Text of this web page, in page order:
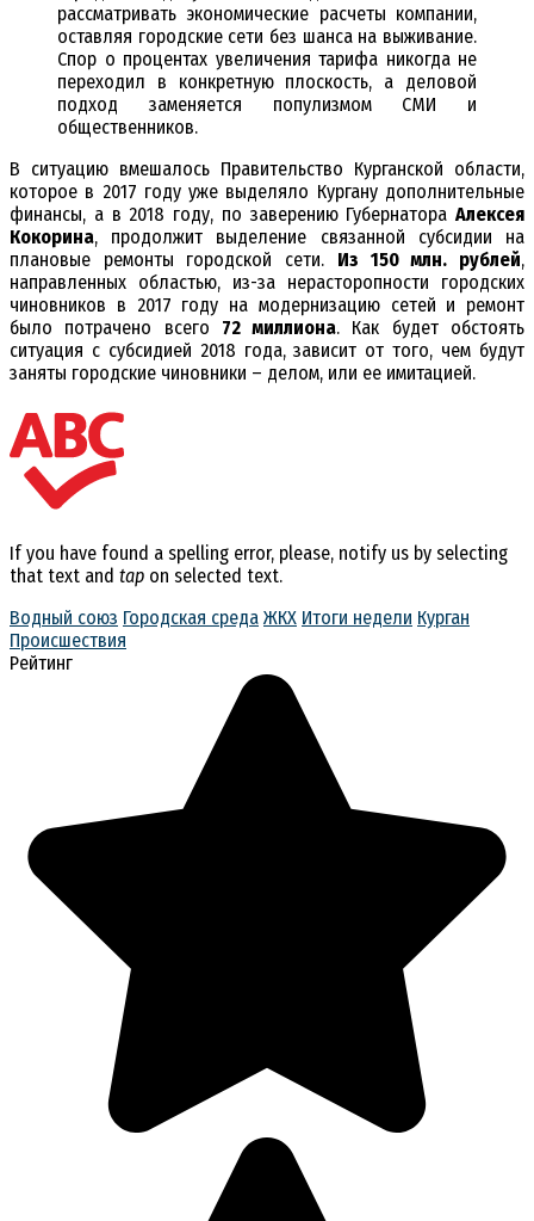
рассматривать экономические расчеты компании,
оставляя городские сети без шанса на выживание.
Спор о процентах увеличения тарифа никогда не
переходил в конкретную плоскость, а деловой
подход заменяется популизмом СМИ и
общественников.
В ситуацию вмешалось Правительство Курганской области,
которое в 2017 году уже выделяло Кургану дополнительные
финансы, а в 2018 году, по заверению Губернатора Алексея
Кокорина, продолжит выделение связанной субсидии на
плановые ремонты городской сети. Из 150 млн. рублей,
направленных областью, из-за нерасторопности городских
чиновников в 2017 году на модернизацию сетей и ремонт
было потрачено всего 72 миллиона. Как будет обстоять
ситуация с субсидией 2018 года, зависит от того, чем будут
заняты городские чиновники – делом, или ее имитацией.
If you have found a spelling error, please, notify us by selecting
that text and tap on selected text.
Водный союз Городская среда ЖКХ Итоги недели Курган
Происшествия
Рейтинг